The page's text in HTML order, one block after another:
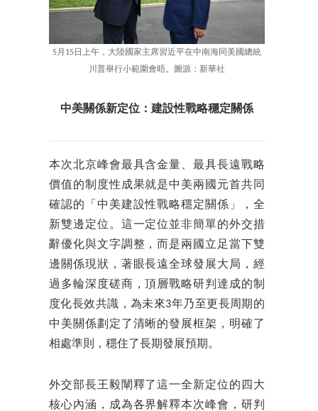
5月15日上午，大陸國家主席習近平在中南海同美國總統
川普舉行小範圍會晤。圖源：新華社
中美關係新定位：建設性戰略穩定關係
本次北京峰會最具含金量、最具長遠戰略
價值的制度性成果就是中美兩國元首共同
確認的「中美建設性戰略穩定關係」，全
新雙邊定位。這一定位並非簡單的外交措
辭優化與文字調整，而是兩國立足當下雙
邊關係現狀，著眼長遠全球發展大局，經
過多輪深度磋商，頂層戰略研判達成的制
度化長效共識，為未來3年乃至更長周期的
中美關係劃定了清晰的發展框架，明確了
相處準則，穩住了長期發展預期。
外交部長王毅闡釋了這一全新定位的四大
核心內涵，成為各界解釋本次峰會，研判